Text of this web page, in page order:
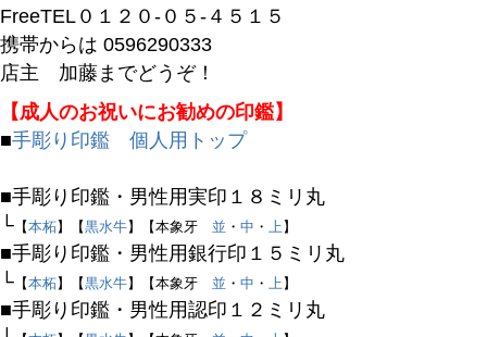
FreeTEL０１２０-０５-４５１５
携帯からは 0596290333
店主 加藤までどうぞ！
【成人のお祝いにお勧めの印鑑】
■手彫り印鑑 個人用トップ
■手彫り印鑑・男性用実印１８ミリ丸
└ 【本柘】【黒水牛】【本象牙 並 ・ 中 ・ 上 】
■手彫り印鑑・男性用銀行印１５ミリ丸
└ 【本柘】【黒水牛】【本象牙 並 ・ 中 ・ 上 】
■手彫り印鑑・男性用認印１２ミリ丸
予約商品
予約商品のみを表示
並び順
新着順
登録順
価格が安い順
価格が高い順
優先度順
レビュー順
キーワードヒット順